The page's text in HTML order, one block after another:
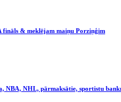
fināls & meklējam maiņu Porziņģim
NBA, NHL, pārmaksātie, sportistu